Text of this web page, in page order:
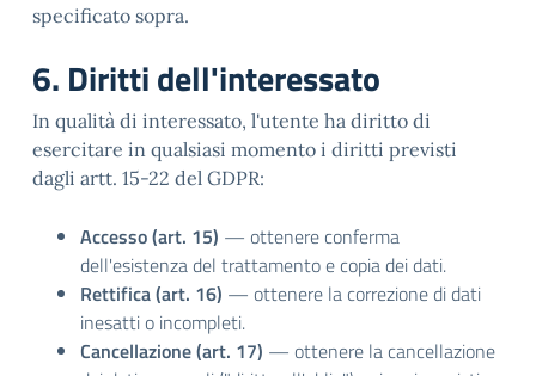
specificato sopra.
6. Diritti dell'interessato
In qualità di interessato, l'utente ha diritto di
esercitare in qualsiasi momento i diritti previsti
dagli artt. 15-22 del GDPR:
Accesso (art. 15) — ottenere conferma
dell'esistenza del trattamento e copia dei dati.
Rettifica (art. 16) — ottenere la correzione di dati
inesatti o incompleti.
Cancellazione (art. 17) — ottenere la cancellazione